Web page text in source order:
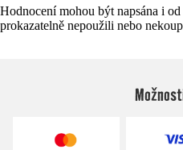
Hodnocení mohou být napsána i
prokazatelně nepoužili nebo